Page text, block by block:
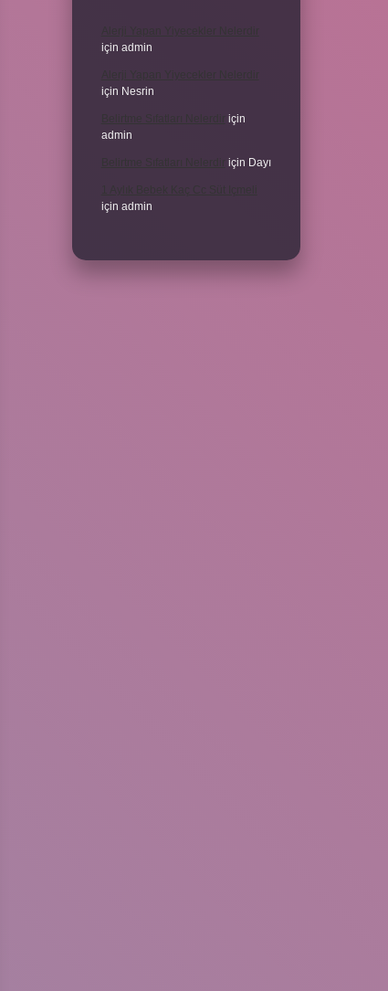
için admin
için Nesrin
için
admin
için Dayı
için admin